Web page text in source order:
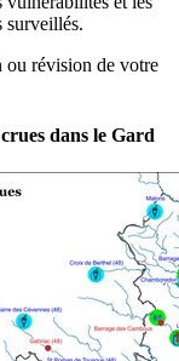
surveillés.
ou révision de votre
dans le Gard